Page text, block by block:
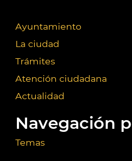
Ayuntamiento
La ciudad
Trámites
Atención ciudadana
Actualidad
Navegación
Temas